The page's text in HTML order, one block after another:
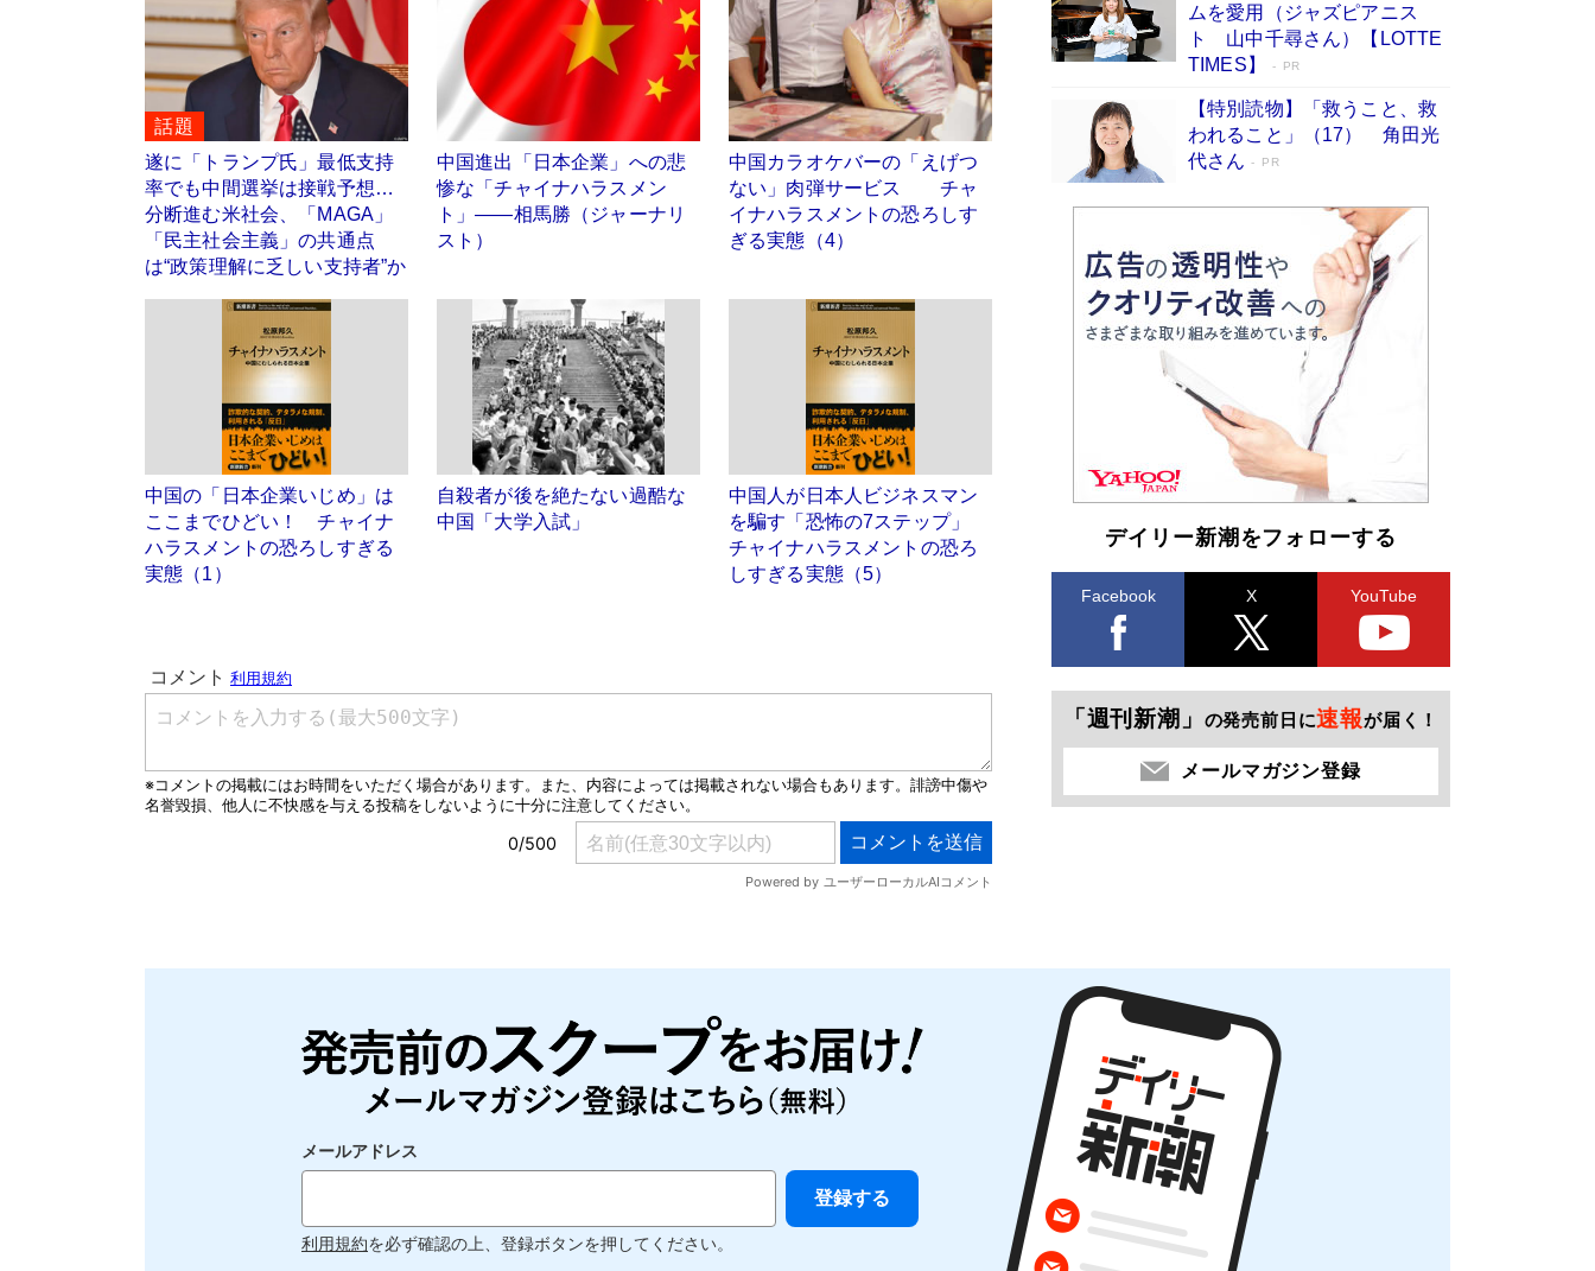
話題
遂に「トランプ氏」最低支持
率でも中間選挙は接戦予想…
分断進む米社会、「MAGA」
「民主社会主義」の共通点
は“政策理解に乏しい支持者”か
中国進出「日本企業」への悲
惨な「チャイナハラスメン
ト」――相馬勝（ジャーナリ
スト）
中国カラオケバーの「えげつ
ない」肉弾サービス チャ
イナハラスメントの恐ろしす
ぎる実態（4）
中国の「日本企業いじめ」は
ここまでひどい！ チャイナ
ハラスメントの恐ろしすぎる
実態（1）
自殺者が後を絶たない過酷な
中国「大学入試」
中国人が日本人ビジネスマン
を騙す「恐怖の7ステップ」
チャイナハラスメントの恐ろ
しすぎる実態（5）
「不意に涙が出そうに…」高嶋政伸が明かし
た“13歳の娘を暴行する役”への葛藤 インティマ
シーコーディネーターに支えられたNHK『大奥』
Book Bang
ムを愛用（ジャズピアニス
ト 山中千尋さん）【LOTTE
TIMES】
PR
【特別読物】「救うこと、救
われること」（17） 角田光
代さん
PR
デイリー新潮をフォローする
Facebook X YouTube
「週刊新潮」 の発売前日に速報が届く！
メールマガジン登録
メールアドレス
利用規約を必ず確認の上、登録ボタンを押してください。